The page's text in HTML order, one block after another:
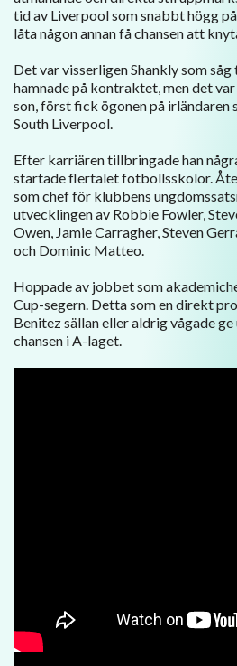
tid av Liverpool som snabbt högg
låta någon annan få chansen att
Det var visserligen Shankly som
hamnade på kontraktet, men det
son, först fick ögonen på irländaren
South Liverpool.
Efter karriären tillbringade han
startade flertalet fotbollsskolor.
som chef för klubbens
utvecklingen av Robbie Fowler,
Owen, Jamie Carragher, Steven
och Dominic Matteo.
Hoppade av jobbet som
Cup-segern. Detta som en direkt
Benitez sällan eller aldrig vågade
chansen i A-laget.